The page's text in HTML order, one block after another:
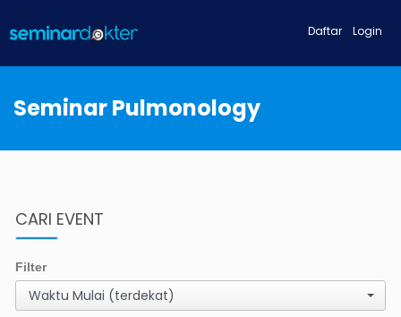
Login
Daftar
Seminar Pulmonology
CARI EVENT
Filter
Waktu Mulai (terdekat)